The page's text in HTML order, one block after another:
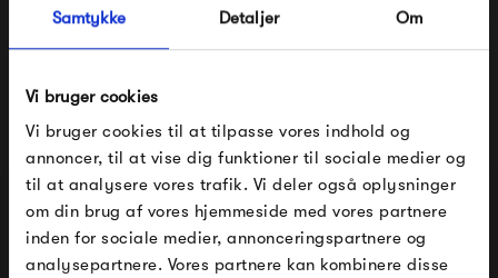
Samtykke Detaljer Om
Vi bruger cookies
Vi bruger cookies til at tilpasse vores indhold og
annoncer, til at vise dig funktioner til sociale medier og
til at analysere vores trafik. Vi deler også oplysninger
om din brug af vores hjemmeside med vores partnere
inden for sociale medier, annonceringspartnere og
analysepartnere. Vores partnere kan kombinere disse
Se alle varer fra String
Produkter fra samme kategori
FÅ 10% PÅ DIN NÆSTE ORDRE